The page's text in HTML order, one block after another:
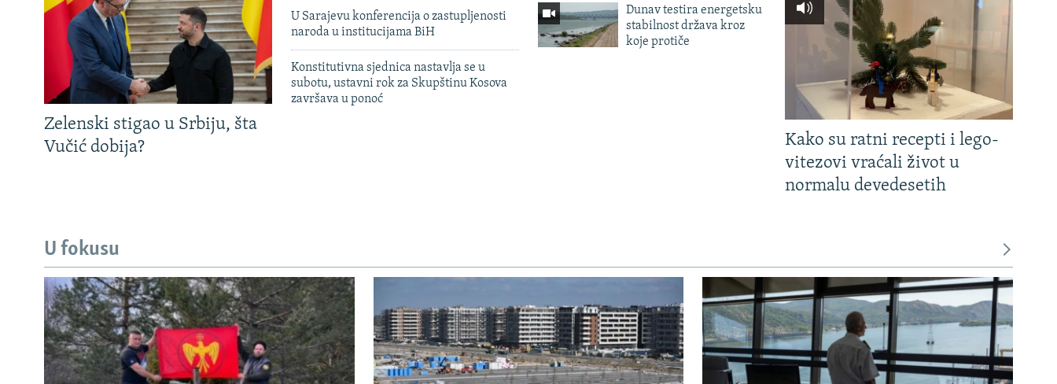
Zelenski stigao u Srbiju, šta
Vučić dobija?
U Sarajevu konferencija o zastupljenosti
naroda u institucijama BiH
Konstitutivna sjednica nastavlja se u
subotu, ustavni rok za Skupštinu Kosova
završava u ponoć
Dunav testira energetsku
stabilnost država kroz
koje protiče
Kako su ratni recepti i lego-
vitezovi vraćali život u
normalu devedesetih
U fokusu